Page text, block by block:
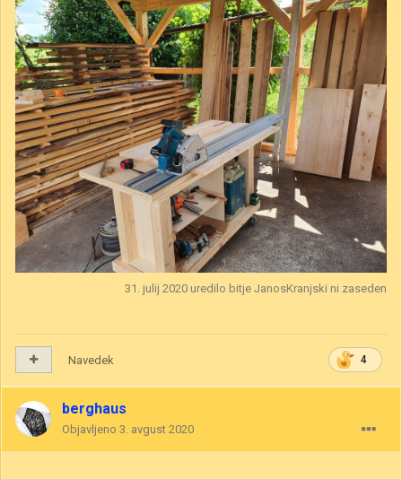
31. julij 2020 uredilo bitje JanosKranjski ni zaseden
4
Navedek
berghaus
Objavljeno 3. avgust 2020